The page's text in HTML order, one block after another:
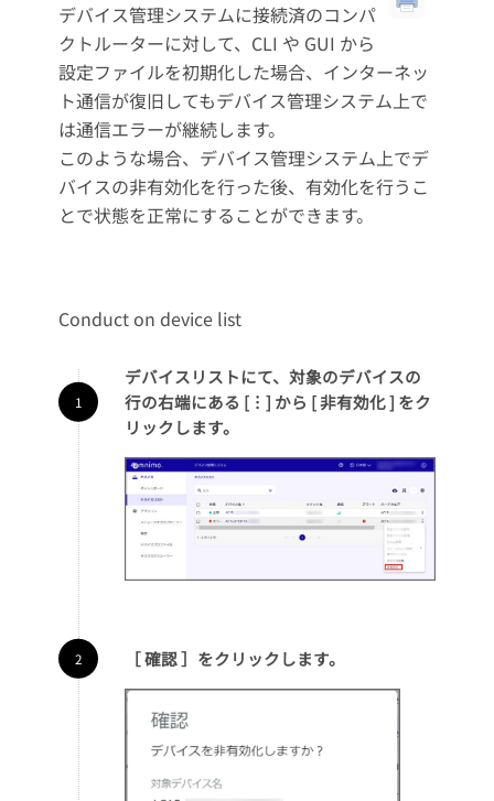
デバイス管理システムに接続済のコンパ
クトルーターに対して、CLI や GUI から
設定ファイルを初期化した場合、インターネッ
ト通信が復旧してもデバイス管理システム上で
は通信エラーが継続します。
このような場合、デバイス管理システム上でデ
バイスの非有効化を行った後、有効化を行うこ
とで状態を正常にすることができます。
Conduct on device list
デバイスリストにて、対象のデバイスの
行の右端にある [︙] から [ 非有効化 ] をク
リックします。
［ 確認 ］をクリックします。